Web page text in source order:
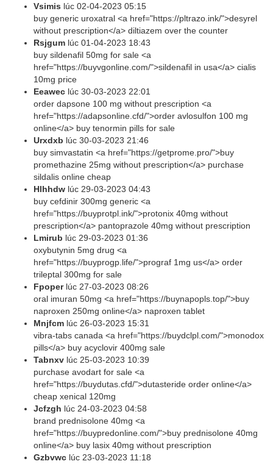
Vsimis lúc 02-04-2023 05:15
buy generic uroxatral <a href="https://pltrazo.ink/">desyrel
without prescription</a> diltiazem over the counter
Rsjgum lúc 01-04-2023 18:43
buy sildenafil 50mg for sale <a
href="https://buyvgonline.com/">sildenafil in usa</a> cialis
10mg price
Eeawec lúc 30-03-2023 22:01
order dapsone 100 mg without prescription <a
href="https://adapsonline.cfd/">order avlosulfon 100 mg
online</a> buy tenormin pills for sale
Urxdxb lúc 30-03-2023 21:46
buy simvastatin <a href="https://getprome.pro/">buy
promethazine 25mg without prescription</a> purchase
sildalis online cheap
Hlhhdw lúc 29-03-2023 04:43
buy cefdinir 300mg generic <a
href="https://buyprotpl.ink/">protonix 40mg without
prescription</a> pantoprazole 40mg without prescription
Lmirub lúc 29-03-2023 01:36
oxybutynin 5mg drug <a
href="https://buyprogp.life/">prograf 1mg us</a> order
trileptal 300mg for sale
Fpoperlúc 27-03-2023 08:26
oral imuran 50mg <a href="https://buynapopls.top/">buy
naproxen 250mg online</a> naproxen tablet
Mnjfcm lúc 26-03-2023 15:31
vibra-tabs canada <a href="https://buydclpl.com/">monodox
pills</a> buy acyclovir 400mg sale
Tabnxv lúc 25-03-2023 10:39
purchase avodart for sale <a
href="https://buydutas.cfd/">dutasteride order online</a>
cheap xenical 120mg
Jcfzgh lúc 24-03-2023 04:58
brand prednisolone 40mg <a
href="https://buypredonline.com/">buy prednisolone 40mg
online</a> buy lasix 40mg without prescription
Gzbvwc lúc 23-03-2023 11:18